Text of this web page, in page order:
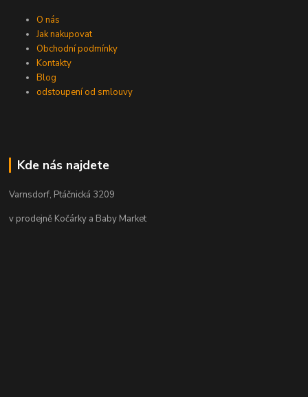
O nás
Jak nakupovat
Obchodní podmínky
Kontakty
Blog
odstoupení od smlouvy
Kde nás najdete
Varnsdorf, Ptáčnická 3209
v prodejně Kočárky a Baby Market